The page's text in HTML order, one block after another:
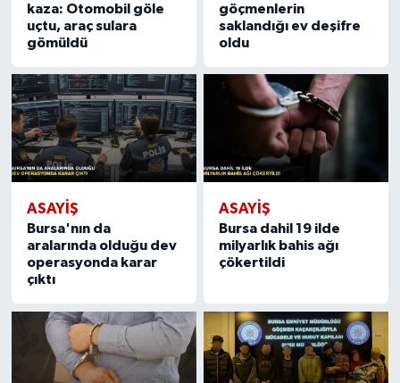
kaza: Otomobil göle
uçtu, araç sulara
gömüldü
göçmenlerin
saklandığı ev deşifre
oldu
ASAYİŞ
Bursa'nın da
aralarında olduğu dev
operasyonda karar
çıktı
ASAYİŞ
Bursa dahil 19 ilde
milyarlık bahis ağı
çökertildi